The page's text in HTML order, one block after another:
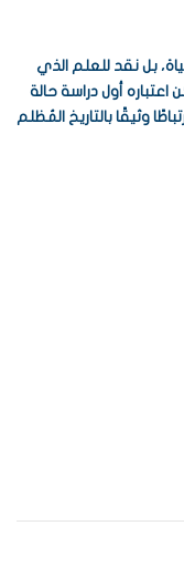
بل نقد للعلم الذي
أول دراسة حالة
وثيقًا بالتاريخ المُظلم